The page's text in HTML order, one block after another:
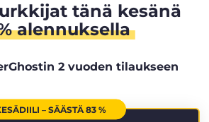
tänä kesänä
alennuksella
2 vuoden tilaukseen
– SÄÄSTÄ 83 %